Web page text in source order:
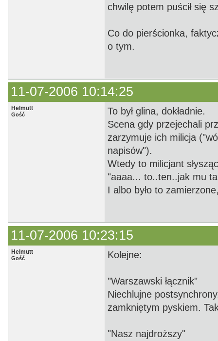
chwilę potem puścił się
Co do pierścionka,
o tym.
11-07-2006 10:14:25
Helmutt
Gość
To był glina, dokładnie.
Scena gdy przejechali
zarzymuje ich milicja
napisów").
Wtedy to milicjant
"aaaa... to..ten..jak mu
I albo było to
11-07-2006 10:23:15
Helmutt
Gość Kolejne:
"Warszawski łącznik"
Niechlujne
zamkniętym pyskiem.
"Nasz najdroższy"